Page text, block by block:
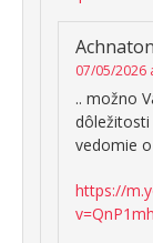
Achnaton
07/05/2026
.. možno
dôležitosti
vedomie
https://